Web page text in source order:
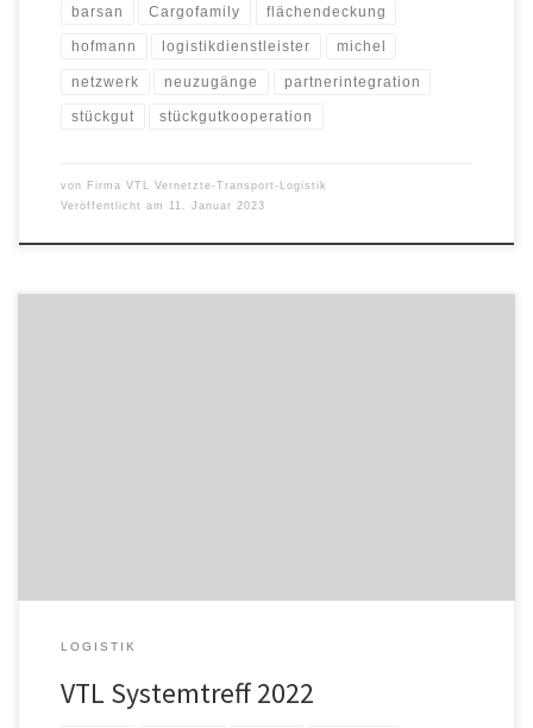
barsan Cargofamily flächendeckung
hofmann logistikdienstleister michel
netzwerk neuzugänge partnerintegration
stückgut stückgutkooperation
von Firma VTL Vernetzte-Transport-Logistik
Veröffentlicht am
11. Januar 2023
LOGISTIK
VTL Systemtreff 2022